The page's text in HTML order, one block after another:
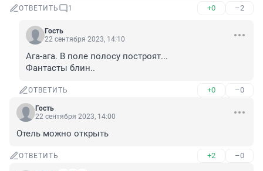
ОТВЕТИТЬ 1 +0 –2
Гость
22 сентября 2023, 14:10
Ага-ага. В поле полосу построят...
Фантасты блин..
ОТВЕТИТЬ +0 –0
Гость
22 сентября 2023, 14:00
Отель можно открыть
ОТВЕТИТЬ +2 –0